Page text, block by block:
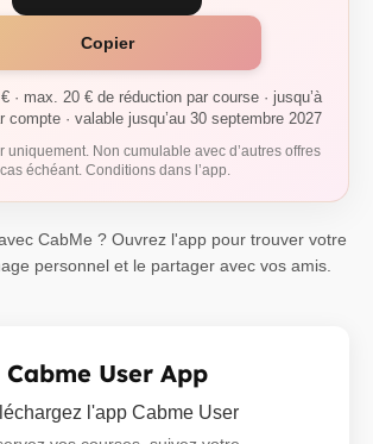
Copier
· max. 20 € de réduction par course · jusqu’à
compte · valable jusqu’au 30 septembre 2027
uniquement. Non cumulable avec d’autres offres
échéant. Conditions dans l’app.
CabMe ? Ouvrez l'app pour trouver votre
personnel et le partager avec vos amis.
Cabme User App
l'app Cabme User